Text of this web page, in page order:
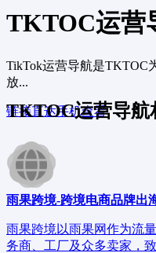
TKTOC运营
TikTok运营导航是TKTOC
放...
链接直达手机查看
TKTOC运营导航
雨果跨境-跨境电商品牌出
雨果跨境以雨果网作为流
务商、工厂及众多卖家，